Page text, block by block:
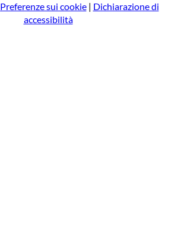
Preferenze sui cookie| Dichiarazione di
accessibilità